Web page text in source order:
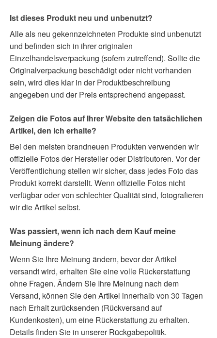
Ist dieses Produkt neu und unbenutzt?
Alle als neu gekennzeichneten Produkte sind unbenutzt
und befinden sich in ihrer originalen
Einzelhandelsverpackung (sofern zutreffend). Sollte die
Originalverpackung beschädigt oder nicht vorhanden
sein, wird dies klar in der Produktbeschreibung
angegeben und der Preis entsprechend angepasst.
Zeigen die Fotos auf Ihrer Website den tatsächlichen
Artikel, den ich erhalte?
Bei den meisten brandneuen Produkten verwenden wir
offizielle Fotos der Hersteller oder Distributoren. Vor der
Veröffentlichung stellen wir sicher, dass jedes Foto das
Produkt korrekt darstellt. Wenn offizielle Fotos nicht
verfügbar oder von schlechter Qualität sind, fotografieren
wir die Artikel selbst.
Was passiert, wenn ich nach dem Kauf meine
Meinung ändere?
Wenn Sie Ihre Meinung ändern, bevor der Artikel
versandt wird, erhalten Sie eine volle Rückerstattung
ohne Fragen. Ändern Sie Ihre Meinung nach dem
Versand, können Sie den Artikel innerhalb von 30 Tagen
nach Erhalt zurücksenden (Rückversand auf
Kundenkosten), um eine Rückerstattung zu erhalten.
Details finden Sie in unserer Rückgabepolitik.